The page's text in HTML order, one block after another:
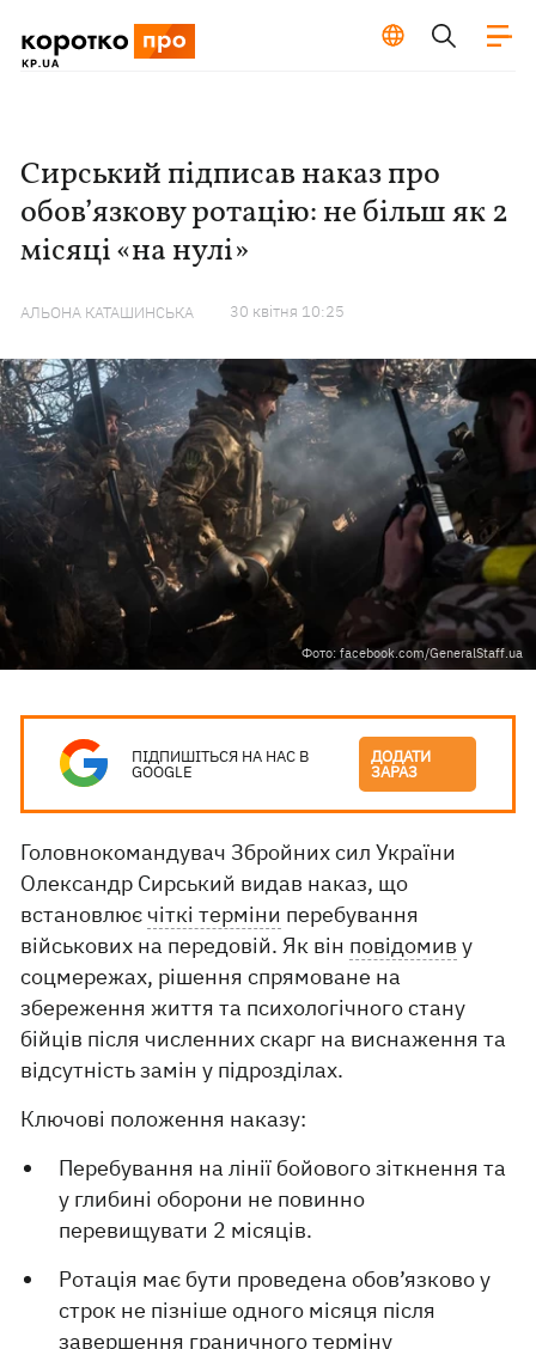
Сирський підписав наказ про
обов’язкову ротацію: не більш як 2
місяці «на нулі»
АЛЬОНА КАТАШИНСЬКА 30 квiтня 10:25
Фото: facebook.com/GeneralStaff.ua
ПІДПИШІТЬСЯ НА НАС В
GOOGLE
ДОДАТИ
ЗАРАЗ
Головнокомандувач Збройних сил України
Олександр Сирський видав наказ, що
встановлює чіткі терміни перебування
військових на передовій. Як він повідомив у
соцмережах, рішення спрямоване на
збереження життя та психологічного стану
бійців після численних скарг на виснаження та
відсутність замін у підрозділах.
Ключові положення наказу:
Перебування на лінії бойового зіткнення та
у глибині оборони не повинно
перевищувати 2 місяців.
Ротація має бути проведена обов’язково у
строк не пізніше одного місяця після
завершення граничного терміну